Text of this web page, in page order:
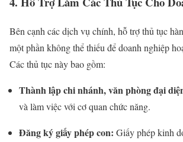
Bên cạnh các dịch vụ chính, hỗ trợ thủ tục
một phần không thể thiếu để doanh nghiệp
Các thủ tục này bao gồm:
Thành lập chi nhánh, văn phòng đại
và làm việc với cơ quan chức năng.
Đăng ký giấy phép con: Giấy phép kinh